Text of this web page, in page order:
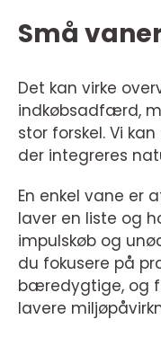
Små
Det kan virke
indkøbsadfærd,
stor forskel. Vi
der integreres
En enkel vane er
laver en liste og
impulskøb og
du fokusere på
bæredygtige, og
lavere